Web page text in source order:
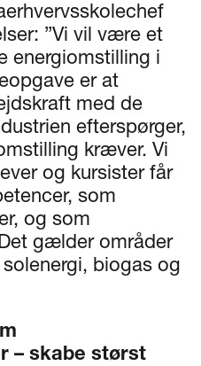
”Vi vil være et
energiomstilling i
er at
med de
efterspørger,
kræver. Vi
og kursister får
som
og som
gælder områder
biogas og
– skabe størst